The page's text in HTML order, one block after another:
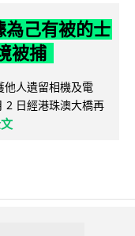
為己有被的士
被捕
他人遺留相機及電
2 日經港珠澳大橋再